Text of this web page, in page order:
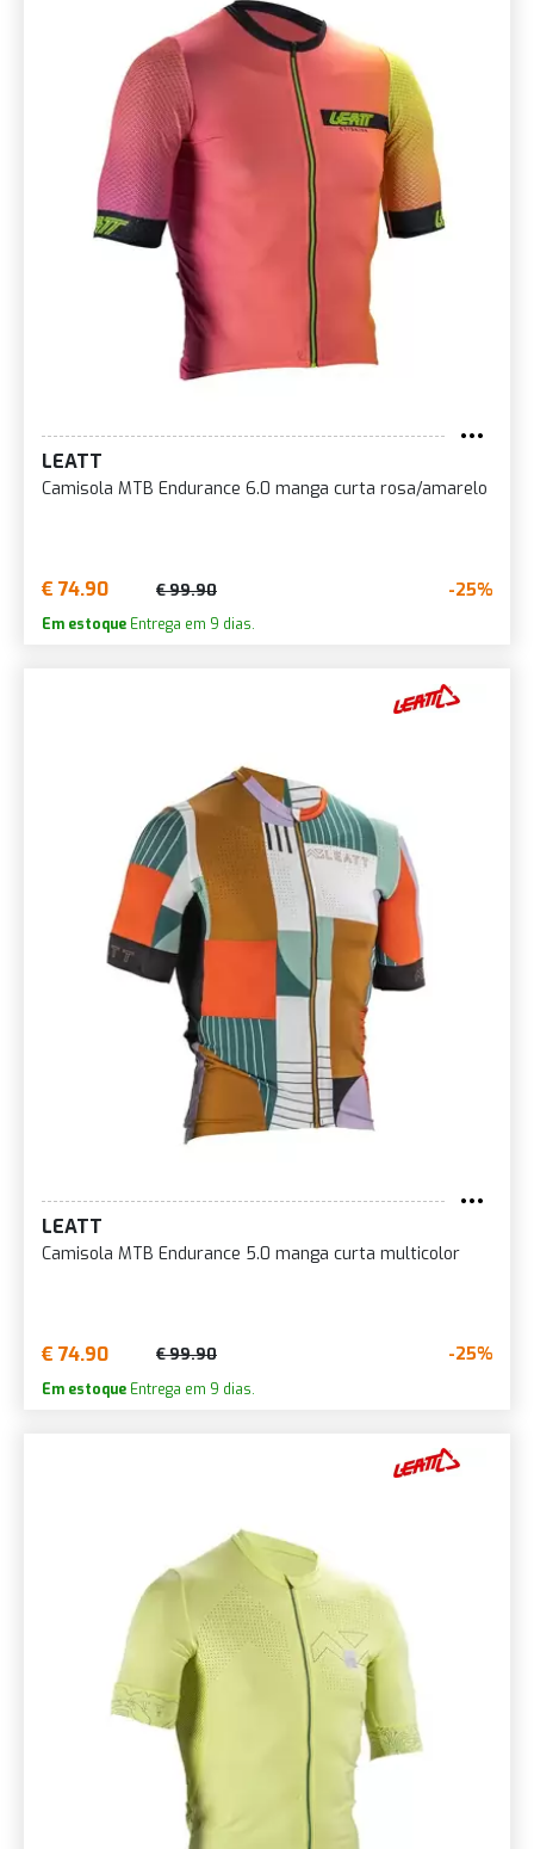
LEATT
Camisola MTB Endurance 6.0 manga curta rosa/amarelo
€ 74.90 € 99.90 -25%
Em estoque Entrega em 9 dias.
LEATT
Camisola MTB Endurance 5.0 manga curta multicolor
€ 74.90 € 99.90 -25%
Em estoque Entrega em 9 dias.